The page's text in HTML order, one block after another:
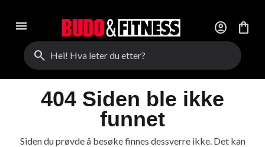
menu account_circle
shopping_bag
search
404 Siden ble ikke
funnet
Siden du prøvde å besøke finnes dessverre ikke. Det kan